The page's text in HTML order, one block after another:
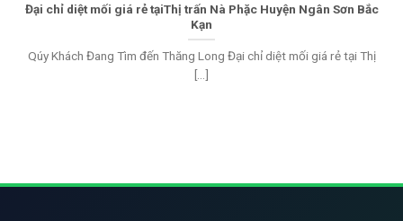
Đại chỉ diệt mối giá rẻ tạiThị trấn Nà Phặc Huyện Ngân Sơn Bắc
Kạn
Qúy Khách Đang Tìm đến Thăng Long Đại chỉ diệt mối giá rẻ tại Thị
[...]